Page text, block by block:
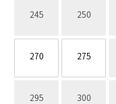
245재고없음 250재고없음
270 275
295재고없음 300재고없음